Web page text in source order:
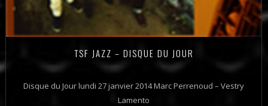
TSF JAZZ – DISQUE DU JOUR
Disque du Jour lundi 27 janvier 2014 Marc Perrenoud – Vestry
Lamento